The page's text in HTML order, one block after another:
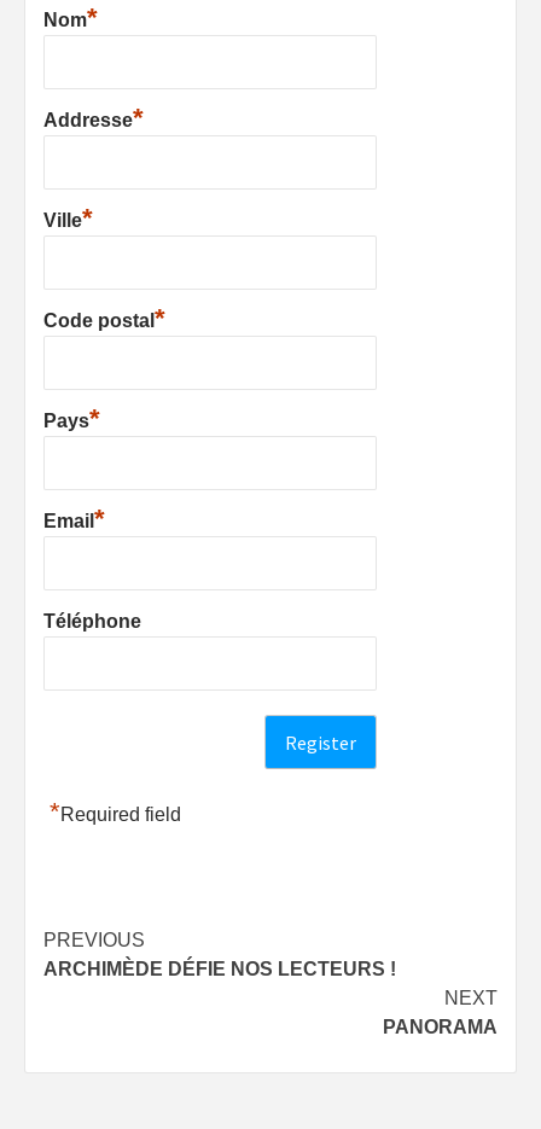
Nom*
Addresse*
Ville*
Code postal *
Pays*
Email *
Téléphone
*Required field
Post
navigation
PREVIOUS
ARCHIMÈDE DÉFIE NOS LECTEURS !
NEXT
PANORAMA